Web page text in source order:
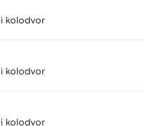
kolodvor
kolodvor
kolodvor